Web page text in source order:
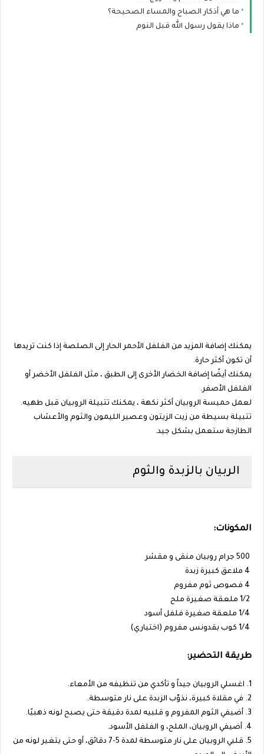
ما هي أذكار الصباح والمساء الصحيحة؟
ماذا يقول رسول الله قبل النوم
يمكنك إضافة المزيد من الفلفل الأحمر الحار إلى الصلصة إذا كنت تريدها
أن تكون أكثر حارة.
يمكنك أيضًا إضافة الخضار الأخرى إلى الطبق ، مثل الفلفل الأخضر أو ​​
الفلفل الأصفر.
لعمل حميسة الروبيان أكثر نكهة ، يمكنك تتبيلة الروبيان قبل طهيه.
تتبيلة بسيطة من زيت الزيتون وعصير الليمون والثوم والأعشاب
الطازجة ستعمل بشكل جيد.
الربيان بالزبدة والثوم
المكونات:
طريقة التحضير:
1. اغسلي الروبيان جيداً و تأكدي من تنظيفه من الأمعاء.
2. في مقلاة كبيرة، نذوّب الزبدة على نار متوسطة.
3. أضيفي الثوم المفروم و قلبيه لمدة دقيقة حتى يصبح لونه ذهبيًا.
4. أضيفي الروبيان، الملح، و الفلفل الأسود.
5. قلبي الروبيان على نار متوسطة لمدة 5-7 دقائق، أو حتى يتغير لونه من